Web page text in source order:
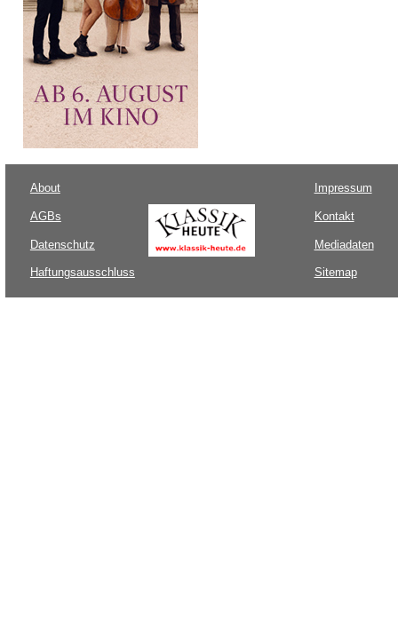
About
AGBs
Datenschutz
Haftungsausschluss
Impressum
Kontakt
Mediadaten
Sitemap